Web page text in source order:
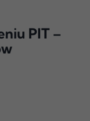
PIT –